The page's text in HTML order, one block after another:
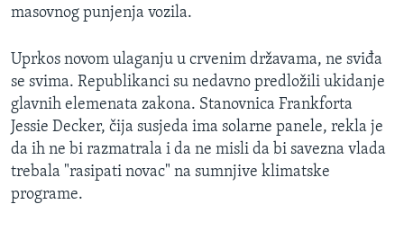
masovnog punjenja vozila.
Uprkos novom ulaganju u crvenim državama, ne sviđa
se svima. Republikanci su nedavno predložili ukidanje
glavnih elemenata zakona. Stanovnica Frankforta
Jessie Decker, čija susjeda ima solarne panele, rekla je
da ih ne bi razmatrala i da ne misli da bi savezna vlada
trebala "rasipati novac" na sumnjive klimatske
programe.